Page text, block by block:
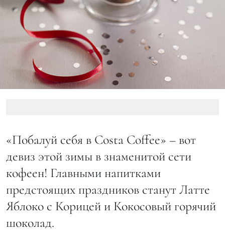
«Побалуй себя в Costa Coffee» – вот
девиз этой зимы в знаменитой сети
кофеен! Главными напитками
предстоящих праздников станут Латте
Яблоко с Корицей и Кокосовый горячий
шоколад.